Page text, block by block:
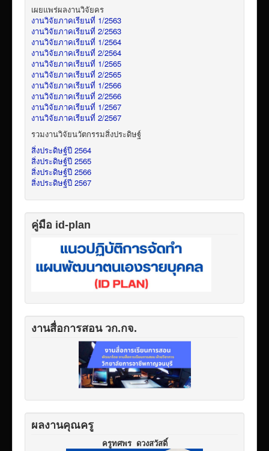
เผยแพร่ผลงานวิจัยคร
งานวิจัยภาคเรียนที่ 1/2563
งานวิจัยภาคเรียนที่ 2/2563
งานวิจัยภาคเรียนที่ 1/2564
งานวิจัยภาคเรียนที่ 2/2564
งานวิจัยภาคเรียนที่ 1/2565
งานวิจัยภาคเรียนที่ 2/2565
งานวิจัยภาคเรียนที่ 1/2566
งานวิจัยภาคเรียนที่ 2/2566
งานวิจัยภาคเรียนที่ 1/2567
งานวิจัยภาคเรียนที่ 2/2567
รวมงานวิจัยนวัตกรรมสิ่งประดิษฐ์
สิ่งประดิษฐ์ปี 2564
สิ่งประดิษฐ์ปี 2565
สิ่งประดิษฐ์ปี 2566
สิ่งประดิษฐ์ปี 2567
คู่มือ id-plan
งานสื่อการสอน วก.กจ.
ผลงานคุณครู
ครูทศพร ดวงสวัสดิ์